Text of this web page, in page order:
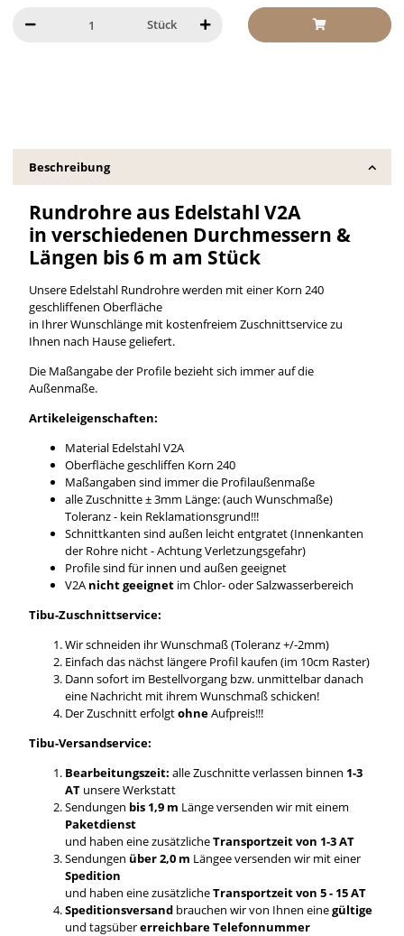
Stück
Beschreibung
Rundrohre aus Edelstahl V2A
in verschiedenen Durchmessern &
Längen bis 6 m am Stück
Unsere Edelstahl Rundrohre werden mit einer Korn 240
geschliffenen Oberfläche
in Ihrer Wunschlänge mit kostenfreiem Zuschnittservice zu
Ihnen nach Hause geliefert.
Die Maßangabe der Profile bezieht sich immer auf die
Außenmaße.
Artikeleigenschaften:
Material Edelstahl V2A
Oberfläche geschliffen Korn 240
Maßangaben sind immer die Profilaußenmaße
alle Zuschnitte ± 3mm Länge: (auch Wunschmaße)
Toleranz - kein Reklamationsgrund!!!
Schnittkanten sind außen leicht entgratet (Innenkanten
der Rohre nicht - Achtung Verletzungsgefahr)
Profile sind für innen und außen geeignet
V2A nicht geeignet im Chlor- oder Salzwasserbereich
Tibu-Zuschnittservice:
Wir schneiden ihr Wunschmaß (Toleranz +/-2mm)
Einfach das nächst längere Profil kaufen (im 10cm Raster)
Dann sofort im Bestellvorgang bzw. unmittelbar danach
eine Nachricht mit ihrem Wunschmaß schicken!
Der Zuschnitt erfolgtohneAufpreis!!!
Tibu-Versandservice:
Bearbeitungszeit: alle Zuschnitte verlassen binnen 1-3
AT unsere Werkstatt
Sendungen bis 1,9 m Länge versenden wir mit einem
Paketdienst
und haben eine zusätzlicheTransportzeit von 1-3 AT
Sendungen über 2,0 m Längee versenden wir mit einer
Spedition
und haben eine zusätzlicheTransportzeit von 5 - 15 AT
Speditionsversandbrauchen wir von Ihnen einegültige
und tagsübererreichbare Telefonnummer